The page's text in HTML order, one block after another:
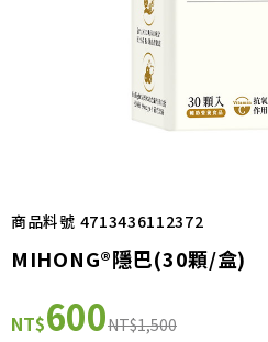
商品料號 4713436112372
MIHONG®隱巴(30顆/盒)
NT$600NT$1,500